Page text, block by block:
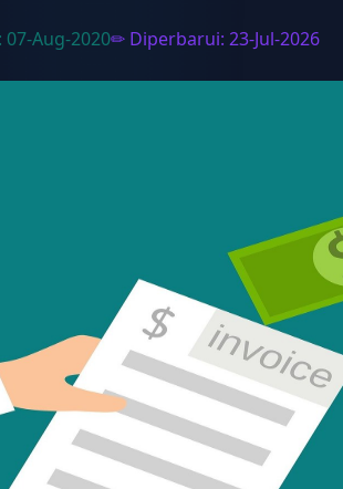
07-Aug-2020✏ Diperbarui: 23-Jul-2026